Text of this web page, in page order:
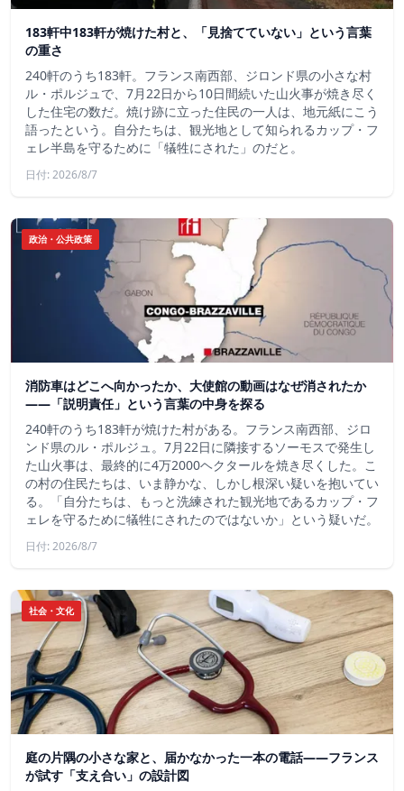
183軒中183軒が焼けた村と、「見捨てていない」という言葉
の重さ
240軒のうち183軒。フランス南西部、ジロンド県の小さな村
ル・ポルジュで、7月22日から10日間続いた山火事が焼き尽く
した住宅の数だ。焼け跡に立った住民の一人は、地元紙にこう
語ったという。自分たちは、観光地として知られるカップ・フ
ェレ半島を守るために「犠牲にされた」のだと。
日付: 2026/8/7
政治・公共政策
消防車はどこへ向かったか、大使館の動画はなぜ消されたか
——「説明責任」という言葉の中身を探る
240軒のうち183軒が焼けた村がある。フランス南西部、ジロ
ンド県のル・ポルジュ。7月22日に隣接するソーモスで発生し
た山火事は、最終的に4万2000ヘクタールを焼き尽くした。こ
の村の住民たちは、いま静かな、しかし根深い疑いを抱いてい
る。「自分たちは、もっと洗練された観光地であるカップ・フ
ェレを守るために犠牲にされたのではないか」という疑いだ。
日付: 2026/8/7
社会・文化
庭の片隅の小さな家と、届かなかった一本の電話——フランス
が試す「支え合い」の設計図